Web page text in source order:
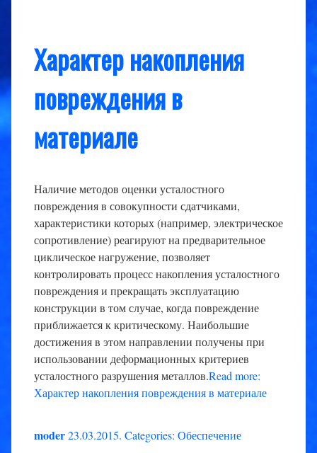
Характер накопления
повреждения в
материале
Наличие методов оценки усталостного
повреждения в совокупности сдатчиками,
характеристики которых (например, электрическое
сопротивление) реагируют на предварительное
циклическое нагружение, позволяет
контролировать процесс накопления усталостного
повреждения и прекращать эксплуатацию
конструкции в том случае, когда повреждение
приближается к критическому. Наибольшие
достижения в этом направлении получены при
использовании деформационных критериев
усталостного разрушения металлов.Read more:
Характер накопления повреждения в материале
moder23.03.2015. Categories: Обеспечение